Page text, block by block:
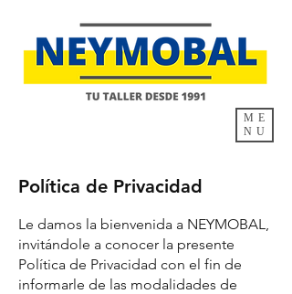
ME
NU
Política de Privacidad
Le damos la bienvenida a NEYMOBAL,
invitándole a conocer la presente
Política de Privacidad con el fin de
informarle de las modalidades de